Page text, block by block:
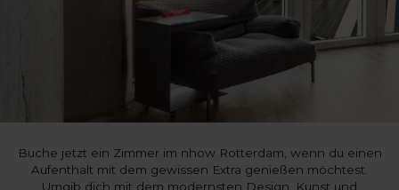
Buche jetzt ein Zimmer im nhow Rotterdam, wenn du einen
Aufenthalt mit dem gewissen Extra genießen möchtest.
Umgib dich mit dem modernsten Design, Kunst und